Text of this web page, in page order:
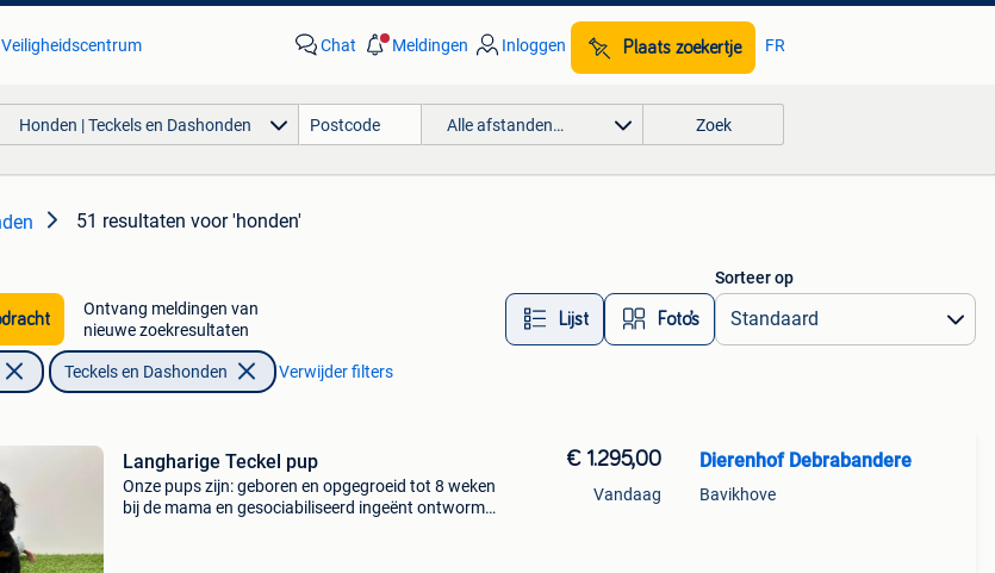
Veiligheidscentrum Chat Meldingen Inloggen Plaats zoekertje FR
Honden | Teckels en Dashonden Alle afstanden… Zoek
51 resultaten voor 'honden'
Ontvang meldingen van
nieuwe zoekresultaten
Lijst Foto’s
Sorteer op
Teckels en Dashonden Verwijder filters
Langharige Teckel pup
Onze pups zijn: geboren en opgegroeid tot 8 weken
bij de mama en gesociabiliseerd ingeënt ontwormd
€ 1.295,00
Vandaag
Dierenhof Debrabandere
Bavikhove